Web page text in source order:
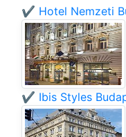
✔️ Hotel Nemzeti
✔️ Ibis Styles